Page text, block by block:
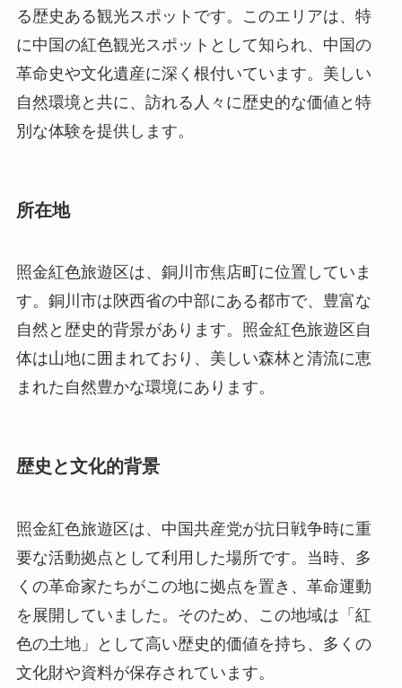
所在地
照金紅色旅遊区は、銅川市焦店町に位置していま
体は山地に囲まれており、美しい森林と清流に恵
歴史と文化的背景
照金紅色旅遊区は、中国共産党が抗日戦争時に重
を展開していました。そのため、この地域は「紅
文化財や資料が保存されています。
また、この地域には多くの伝説や文化的物語が伝
わっており、特に山岳信仰にまつわる神話や、地
域の民俗文化が色濃く残っています。これらの歴
史と文化的ストーリーは、訪れる人々に深い感銘